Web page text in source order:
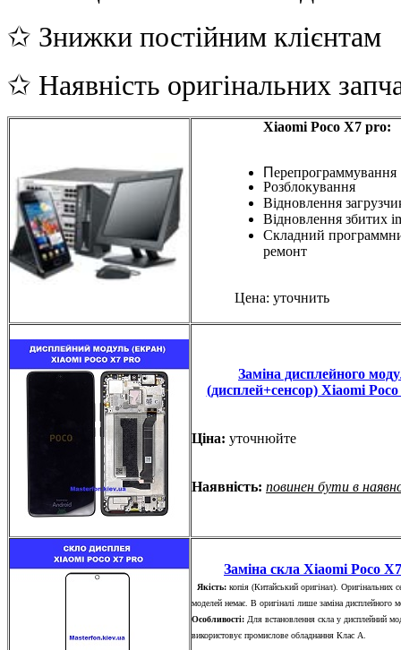
✩ Знижки постійним клієнтам
✩ Наявність оригінальних
Xiaomi Poco X7 pro:
Перепрограммування
Розблокування
Відновлення
Відновлення збитих
Складний
ремонт
Цена: уточнить
Заміна дисплейного
(дисплей+сенсор) Xiaomi
Ціна: уточнюйте
Наявність: повинен бути в
Заміна скла Xiaomi Poco
Якість: копія (Китайський оригінал). Оригінальних
моделей немає. В оригіналі лише заміна дисплейного
Особливості: Для встановлення скла у дисплейний
використовує промислове обладнання Клас А.